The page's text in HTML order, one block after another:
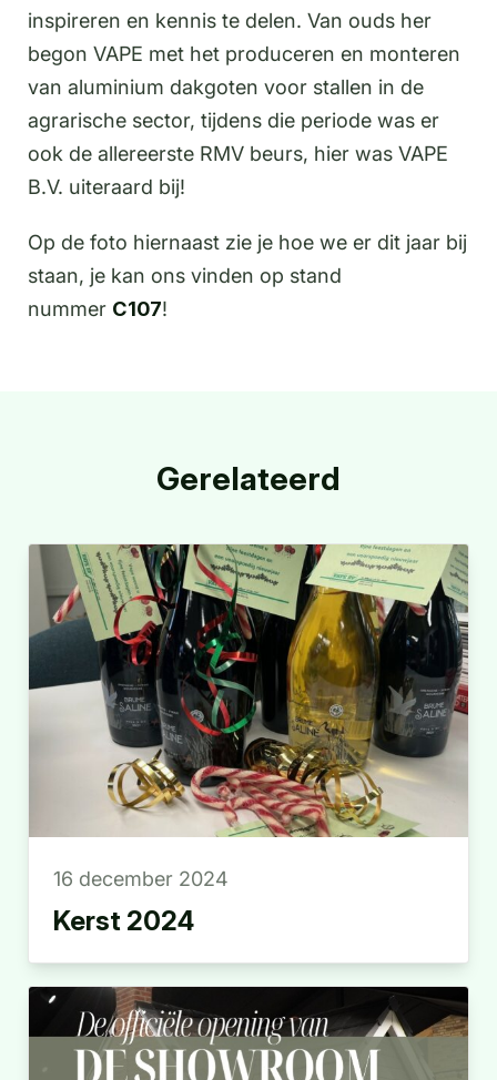
inspireren en kennis te delen. Van ouds her
begon VAPE met het produceren en monteren
van aluminium dakgoten voor stallen in de
agrarische sector, tijdens die periode was er
ook de allereerste RMV beurs, hier was VAPE
B.V. uiteraard bij!
Op de foto hiernaast zie je hoe we er dit jaar bij
staan, je kan ons vinden op stand
nummer C107!
Gerelateerd
16 december 2024
Kerst 2024